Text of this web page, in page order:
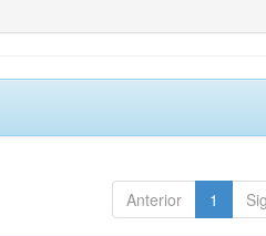
Anterior 1